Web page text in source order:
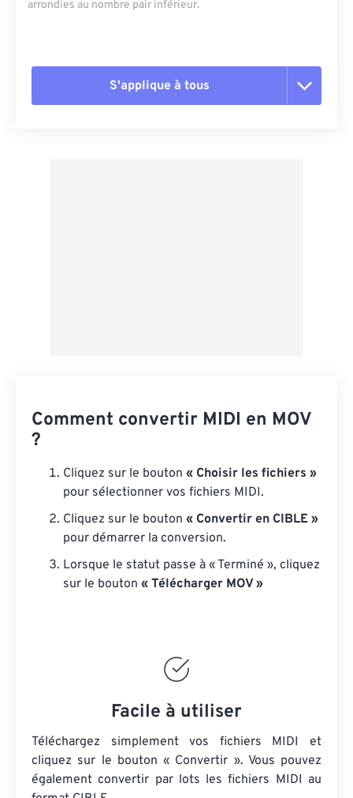
arrondies au nombre pair inférieur.
S'applique à tous
Comment convertir MIDI en MOV
?
Cliquez sur le bouton « Choisir les fichiers »
pour sélectionner vos fichiers MIDI.
Cliquez sur le bouton « Convertir en CIBLE »
pour démarrer la conversion.
Lorsque le statut passe à « Terminé », cliquez
sur le bouton « Télécharger MOV »
Facile à utiliser
Téléchargez simplement vos fichiers MIDI et
cliquez sur le bouton « Convertir ». Vous pouvez
également convertir par lots les fichiers MIDI au